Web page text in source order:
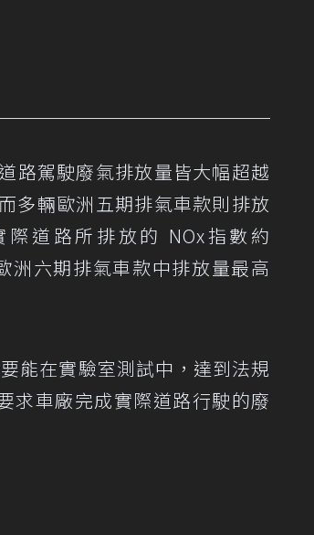
路駕駛廢氣排放量皆大幅超越
多輛歐洲五期排氣車款則排放
道路所排放的 NOx指數約
六期排氣車款中排放量最高
能在實驗室測試中，達到法規
求車廠完成實際道路行駛的廢